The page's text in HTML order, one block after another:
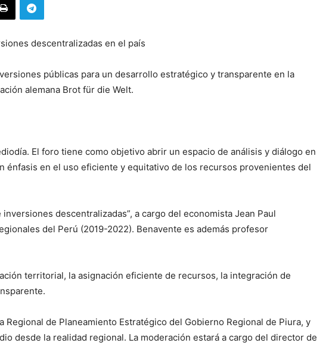
descentralizadas en el país
públicas para un desarrollo estratégico y transparente en la
alemana Brot für die Welt.
El foro tiene como objetivo abrir un espacio de análisis y diálogo en
en el uso eficiente y equitativo de los recursos provenientes del
descentralizadas”, a cargo del economista Jean Paul
del Perú (2019-2022). Benavente es además profesor
territorial, la asignación eficiente de recursos, la integración de
de Planeamiento Estratégico del Gobierno Regional de Piura, y
desde la realidad regional. La moderación estará a cargo del director de